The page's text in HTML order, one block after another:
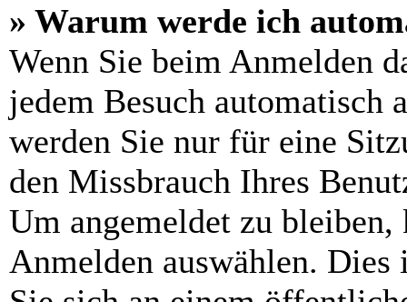
» Warum werde ich
Wenn Sie beim Anmelden
jedem Besuch automatisch
werden Sie nur für eine
den Missbrauch Ihres
Um angemeldet zu bleiben,
Anmelden auswählen.